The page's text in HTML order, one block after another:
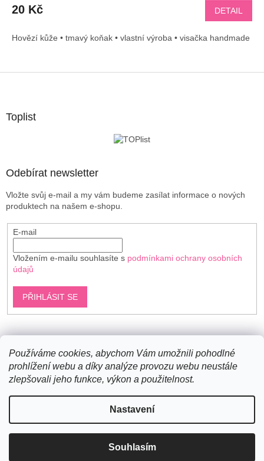
Používáme cookies, abychom Vám umožnili pohodlné
prohlížení webu a díky analýze provozu webu neustále
zlepšovali jeho funkce, výkon a použitelnost.
Nastavení
Souhlasím
20 Kč DETAIL
Hovězí kůže • tmavý koňak • vlastní výroba • visačka handmade
Toplist
Odebírat newsletter
Vložte svůj e-mail a my vám budeme zasílat informace o nových
produktech na našem e-shopu.
E-mail
Vložením e-mailu souhlasíte s podmínkami ochrany osobních
údajů
PŘIHLÁSIT SE
Copyright 2026Bavlněné šňůry. Všechna práva vyhrazena.
Upravit nastavení cookies